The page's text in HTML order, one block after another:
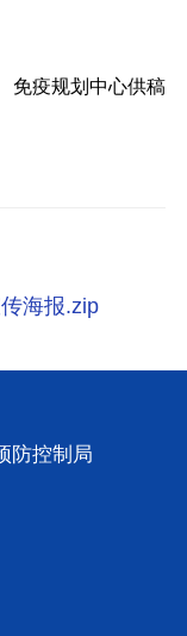
免疫规划中心供稿
海报.zip
防控制局